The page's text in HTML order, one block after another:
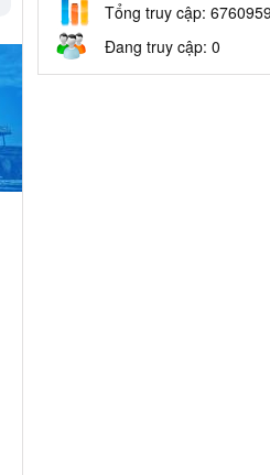
Tổng truy cập:
Đang truy cập: 0